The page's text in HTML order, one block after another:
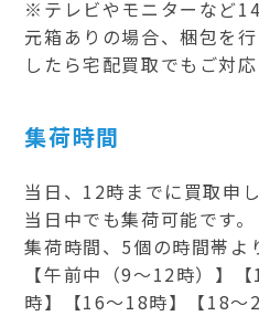
※テレビやモニターなど
元箱ありの場合、梱包を
したら宅配買取でもご対応
集荷時間
当日、12時までに買取申
当日中でも集荷可能です。
集荷時間、5個の時間帯よ
【午前中（9～12時）】
時】【16～18時】【18～